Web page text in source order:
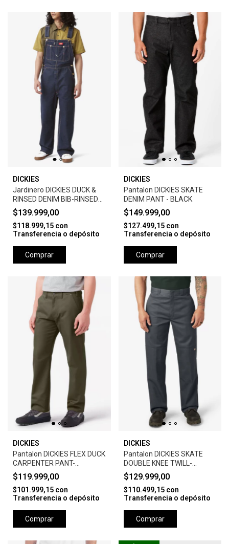
DICKIES
Jardinero DICKIES DUCK &
RINSED DENIM BIB-RINSED
INDIGO BLUE
$139.999,00
$118.999,15 con
Transferencia o depósito
Comprar
DICKIES
Pantalon DICKIES SKATE
DENIM PANT - BLACK
$149.999,00
$127.499,15 con
Transferencia o depósito
Comprar
DICKIES
Pantalon DICKIES FLEX DUCK
CARPENTER PANT-
MILITARY GREEN
$119.999,00
$101.999,15 con
Transferencia o depósito
Comprar
DICKIES
Pantalon DICKIES SKATE
DOUBLE KNEE TWILL-
CHARCOAL WITH GREY
STITCH
$129.999,00
$110.499,15 con
Transferencia o depósito
Comprar